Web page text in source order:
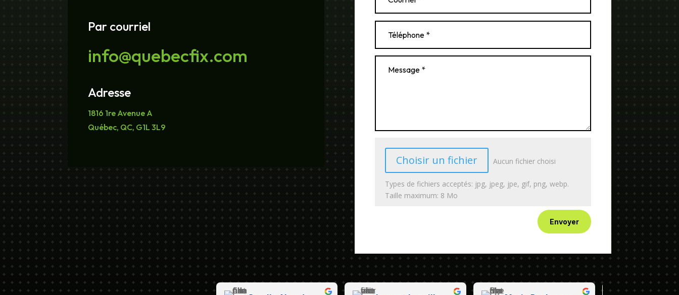
Par courriel
info@quebecfix.com
Adresse
1816 1re Avenue A
Québec, QC, G1L 3L9
Choisir un fichier Aucun fichier choisi
Types de fichiers acceptés: jpg, jpeg, jpe, gif, png, webp.
Taille maximum: 8 Mo
Envoyer